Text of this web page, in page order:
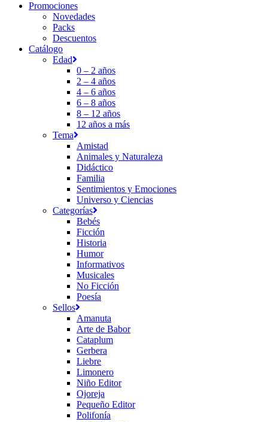
Promociones
Novedades
Packs
Descuentos
Catálogo
Edad
0 – 2 años
2 – 4 años
4 – 6 años
6 – 8 años
8 – 12 años
12 años a más
Tema
Amistad
Animales y Naturaleza
Didáctico
Familia
Sentimientos y Emociones
Universo y Ciencias
Categorías
Bebés
Ficción
Historia
Humor
Informativos
Musicales
No Ficción
Poesía
Sellos
Amanuta
Arte de Babor
Cataplum
Gerbera
Liebre
Limonero
Niño Editor
Ojoreja
Pequeño Editor
Polifonía